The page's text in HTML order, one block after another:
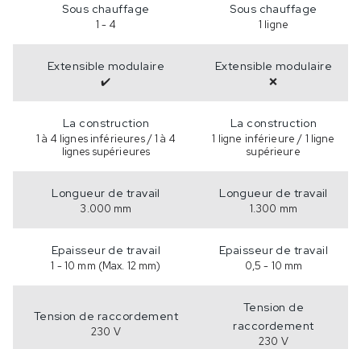
Sous chauffage
1 - 4
Sous chauffage
1 ligne
Extensible modulaire
✔️
Extensible modulaire
❌
La construction
1 à 4 lignes inférieures / 1 à 4
lignes supérieures
La construction
1 ligne inférieure / 1 ligne
supérieure
Longueur de travail
3.000 mm
Longueur de travail
1.300 mm
Epaisseur de travail
1 - 10 mm (Max. 12 mm)
Epaisseur de travail
0,5 - 10 mm
Tension de raccordement
230 V
Tension de
raccordement
230 V